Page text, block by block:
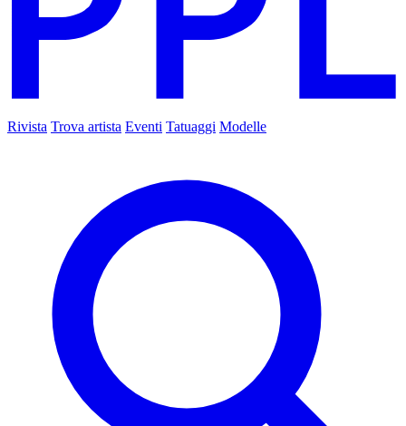
Rivista Trova artista Eventi Tatuaggi Modelle